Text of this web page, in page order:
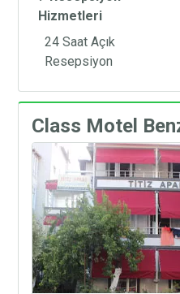
Hizmetleri
24 Saat Açık
Resepsiyon
Class Motel